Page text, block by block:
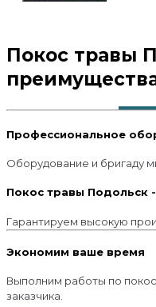
Покос травы
Профессиональное
Оборудование и бригаду
Покос травы Подольск
Гарантируем высокую
Экономим ваше время
Выполним работы по
заказчика.